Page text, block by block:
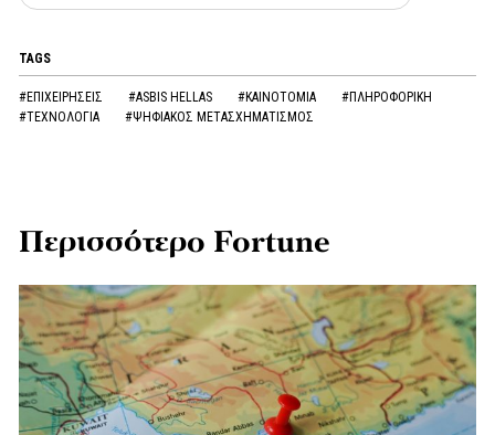
TAGS
#ΕΠΙΧΕΙΡΗΣΕΙΣ #ASBIS HELLAS #ΚΑΙΝΟΤΟΜΙΑ
#ΠΛΗΡΟΦΟΡΙΚΗ
#ΤΕΧΝΟΛΟΓΙΑ
#ΨΗΦΙΑΚΟΣ ΜΕΤΑΣΧΗΜΑΤΙΣΜΟΣ
Περισσότερο Fortune